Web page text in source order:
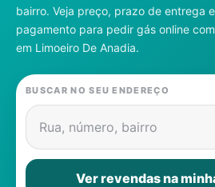
Cadastre-se
Gás
Contatos
bairro. Veja preço, prazo de entrega
pagamento para pedir gás online
em Limoeiro De Anadia.
BUSCAR NO SEU ENDEREÇO
Rua, número, bairro
Ver revendas na